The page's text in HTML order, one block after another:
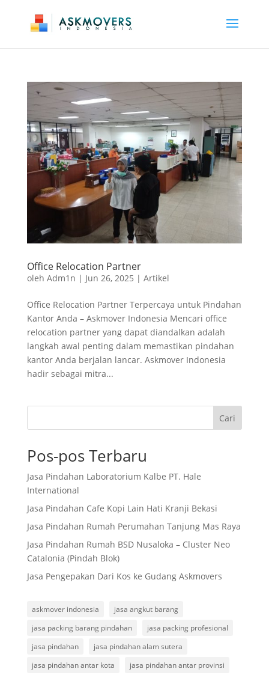
Office Relocation Partner
oleh Adm1n | Jun 26, 2025 | Artikel
Office Relocation Partner Terpercaya untuk Pindahan
Kantor Anda – Askmover Indonesia Mencari office
relocation partner yang dapat diandalkan adalah
langkah awal penting dalam memastikan pindahan
kantor Anda berjalan lancar. Askmover Indonesia
hadir sebagai mitra...
Cari
Pos-pos Terbaru
Jasa Pindahan Laboratorium Kalbe PT. Hale
International
Jasa Pindahan Cafe Kopi Lain Hati Kranji Bekasi
Jasa Pindahan Rumah Perumahan Tanjung Mas Raya
Jasa Pindahan Rumah BSD Nusaloka – Cluster Neo
Catalonia (Pindah Blok)
Jasa Pengepakan Dari Kos ke Gudang Askmovers
askmover indonesia
jasa angkut barang
jasa packing barang pindahan
jasa packing profesional
jasa pindahan
jasa pindahan alam sutera
jasa pindahan antar kota
jasa pindahan antar provinsi